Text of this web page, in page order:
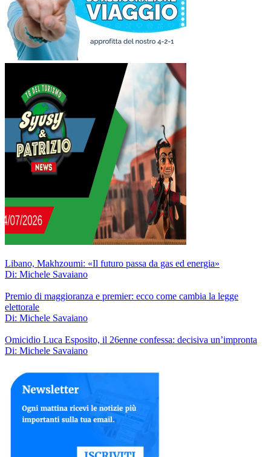
Libano, Makhzoumi: «Il futuro passa da gas ed energia»
Di: Michele Savaiano
Premio di maggioranza e premier: ecco come cambia la legge
elettorale
Di: Michele Savaiano
Omicidio Luca Esposito, il 26enne confessa: decisiva un’impronta
Di: Michele Savaiano